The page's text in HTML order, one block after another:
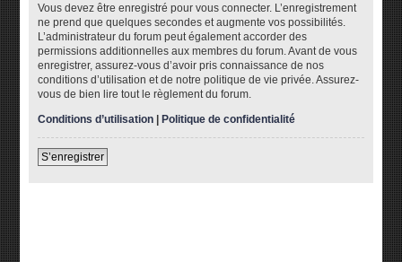
Vous devez être enregistré pour vous connecter. L’enregistrement
ne prend que quelques secondes et augmente vos possibilités.
L’administrateur du forum peut également accorder des
permissions additionnelles aux membres du forum. Avant de vous
enregistrer, assurez-vous d’avoir pris connaissance de nos
conditions d’utilisation et de notre politique de vie privée. Assurez-
vous de bien lire tout le règlement du forum.
Conditions d’utilisation |Politique de confidentialité
S’enregistrer